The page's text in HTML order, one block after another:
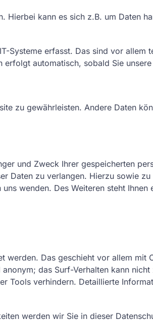
Hierbei kann es sich z.B. um Daten
Systeme erfasst. Das sind vor allem
automatisch, sobald Sie
zu gewährleisten. Andere Daten
und Zweck Ihrer gespeicherten
Daten zu verlangen. Hierzu sowie
wenden. Des Weiteren steht
werden. Das geschieht vor allem mit
das Surf-Verhalten kann
Tools verhindern. Detaillierte
werden wir Sie in dieser